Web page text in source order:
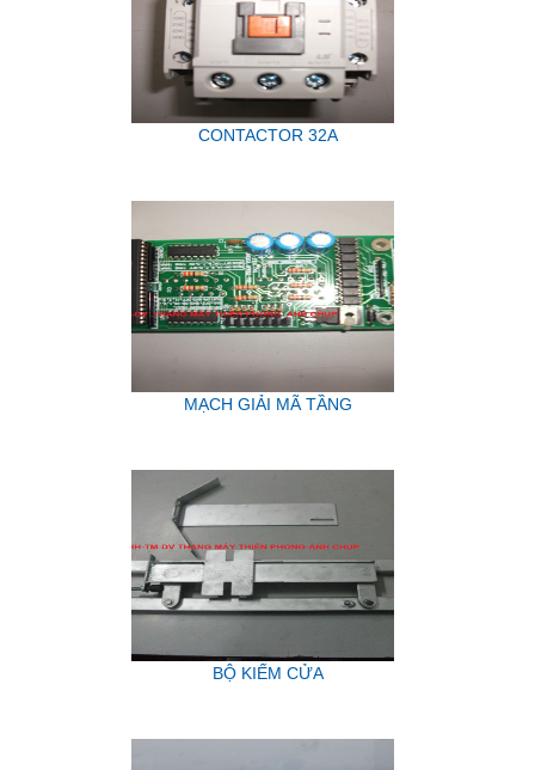
CONTACTOR 32A
MẠCH GIẢI MÃ TẦNG
BỘ KIẾM CỬA